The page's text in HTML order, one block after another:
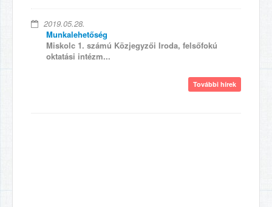
2019.05.28.
Munkalehetőség
Miskolc 1. számú Közjegyzői Iroda, felsőfokú
oktatási intézm...
További hírek